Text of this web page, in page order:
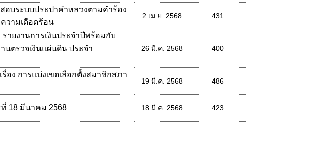
อบระบบประปาคำหลวงตามคำร้อง
วามเดือดร้อน
2 เม.ย. 2568 431
ายงานการเงินประจำปีพร้อมกับ
นตรวจเงินแผ่นดิน ประจำ
26 มี.ค. 2568 400
อง การแบ่งเขตเลือกตั้งสมาชิกสภา
19 มี.ค. 2568 486
18 มีนาคม 2568 18 มี.ค. 2568 423